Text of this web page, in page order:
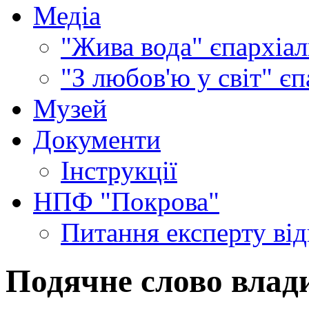
Медіа
"Жива вода"
"З любов'ю у світ"
Музей
Документи
Інструкції
НПФ "Покрова"
Питання експерту
Подячне слово